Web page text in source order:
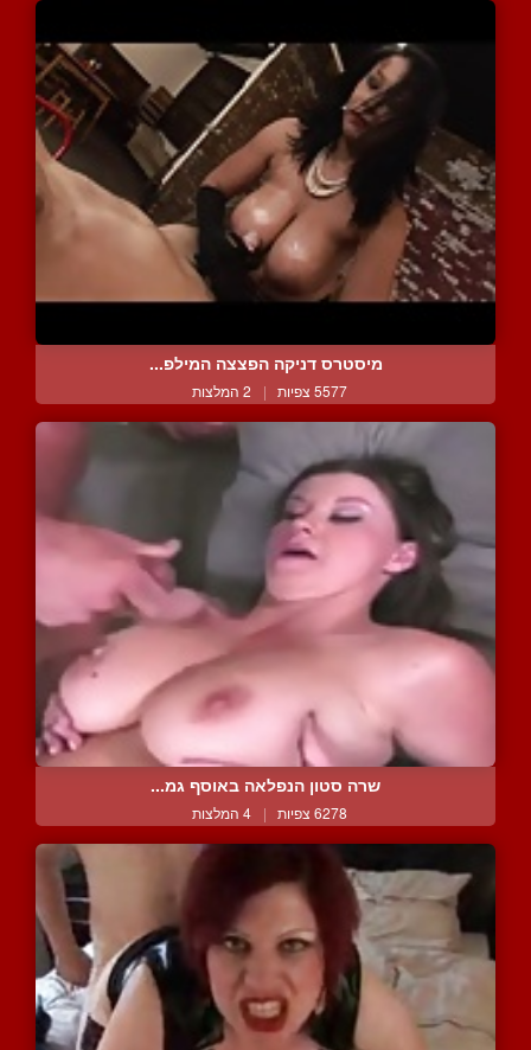
מיסטרס דניקה הפצצה המילפ...
5577 צפיות | 2 המלצות
שרה סטון הנפלאה באוסף גמ...
6278 צפיות | 4 המלצות